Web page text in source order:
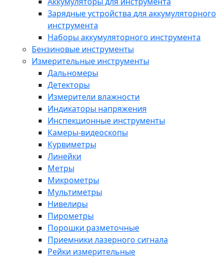
Зарядные устройства для аккумуляторного
инструмента
Наборы аккумуляторного инструмента
Бензиновые инструменты
Измерительные инструменты
Дальномеры
Детекторы
Измерители влажности
Индикаторы напряжения
Инспекционные инструменты
Камеры-видеоскопы
Курвиметры
Линейки
Метры
Микрометры
Мультиметры
Нивелиры
Пирометры
Порошки разметочные
Приемники лазерного сигнала
Рейки измерительные